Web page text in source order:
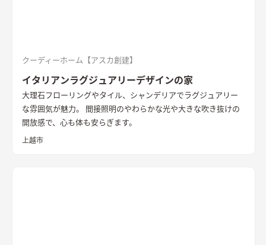
クーディーホーム【アスカ創建】
イタリアンラグジュアリーデザインの家
大理石フローリングやタイル、シャンデリアでラグジュアリー
な雰囲気が魅力。 間接照明のやわらかな光や大きな吹き抜けの
開放感で、心も体も安らぎます。
上越市